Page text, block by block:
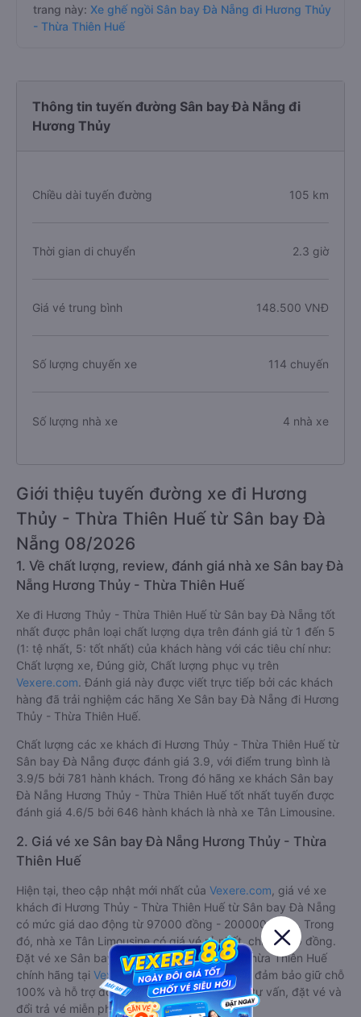
trang này: Xe ghế ngồi Sân bay Đà Nẵng đi Hương Thủy
- Thừa Thiên Huế
Thông tin tuyến đường Sân bay Đà Nẵng đi
Hương Thủy
Chiều dài tuyến đường 105 km
Thời gian di chuyển 2.3 giờ
Giá vé trung bình 148.500 VNĐ
Số lượng chuyến xe 114 chuyến
Số lượng nhà xe 4 nhà xe
Giới thiệu tuyến đường xe đi Hương
Thủy - Thừa Thiên Huế từ Sân bay Đà
Nẵng 08/2026
1. Về chất lượng, review, đánh giá nhà xe Sân bay Đà
Nẵng Hương Thủy - Thừa Thiên Huế
Xe đi Hương Thủy - Thừa Thiên Huế từ Sân bay Đà Nẵng tốt
nhất được phân loại chất lượng dựa trên đánh giá từ 1 đến 5
(1: tệ nhất, 5: tốt nhất) của khách hàng với các tiêu chí như:
Chất lượng xe, Đúng giờ, Chất lượng phục vụ trên
Vexere.com. Đánh giá này được viết trực tiếp bởi các khách
hàng đã trải nghiệm các hãng Xe Sân bay Đà Nẵng đi Hương
Thủy - Thừa Thiên Huế.
Chất lượng các xe khách đi Hương Thủy - Thừa Thiên Huế từ
Sân bay Đà Nẵng được đánh giá 3.9, với điểm trung bình là
3.9/5 bởi 781 hành khách. Trong đó hãng xe khách Sân bay
Đà Nẵng Hương Thủy - Thừa Thiên Huế tốt nhất tuyến được
đánh giá 4.6/5 bởi 646 hành khách là nhà xe Tân Limousine.
2. Giá vé xe Sân bay Đà Nẵng Hương Thủy - Thừa
Thiên Huế
Hiện tại, theo cập nhật mới nhất của Vexere.com , giá vé xe
khách đi Hương Thủy - Thừa Thiên Huế từ Sân bay Đà Nẵng
có mức giá dao động từ 97000 đồng - 200000 đồng. Trong
đó, nhà xe Tân Limousine có giá vé rẻ nhất, chỉ 97000 đồng.
Đặt vé xe Sân bay Đà Nẵng Hương Thủy - Thừa Thiên Huế
chính hãng tại Vexere.comđể có giá rẻ nhất, đảm bảo giữ chỗ
100% và hỗ trợ đổi trả vé miễn phí. Tổng đài tư vấn, đặt vé và
đổi trả vé miễn phí:1900 888684 .